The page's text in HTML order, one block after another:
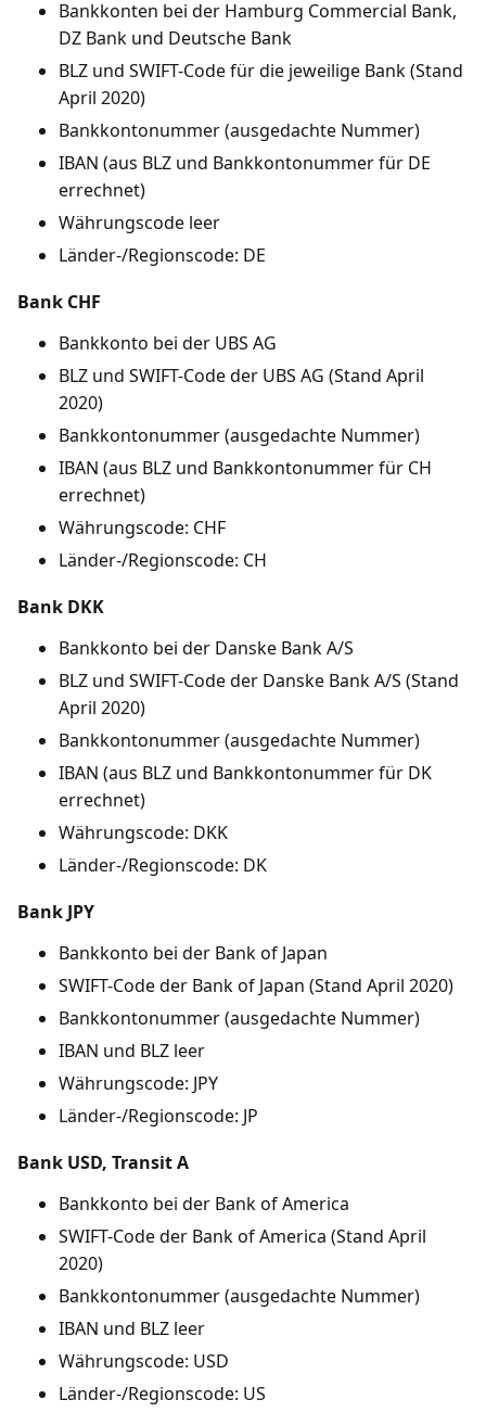
Bankkonten bei der Hamburg Commercial Bank,
DZ Bank und Deutsche Bank
BLZ und SWIFT-Code für die jeweilige Bank (Stand
April 2020)
Bankkontonummer (ausgedachte Nummer)
IBAN (aus BLZ und Bankkontonummer für DE
errechnet)
Währungscode leer
Länder-/Regionscode: DE
Bank CHF
Bankkonto bei der UBS AG
BLZ und SWIFT-Code der UBS AG (Stand April
2020)
Bankkontonummer (ausgedachte Nummer)
IBAN (aus BLZ und Bankkontonummer für CH
errechnet)
Währungscode: CHF
Länder-/Regionscode: CH
Bank DKK
Bankkonto bei der Danske Bank A/S
BLZ und SWIFT-Code der Danske Bank A/S (Stand
April 2020)
Bankkontonummer (ausgedachte Nummer)
IBAN (aus BLZ und Bankkontonummer für DK
errechnet)
Währungscode: DKK
Länder-/Regionscode: DK
Bank JPY
Bankkonto bei der Bank of Japan
SWIFT-Code der Bank of Japan (Stand April 2020)
Bankkontonummer (ausgedachte Nummer)
IBAN und BLZ leer
Währungscode: JPY
Länder-/Regionscode: JP
Bank USD, Transit A
Bankkonto bei der Bank of America
SWIFT-Code der Bank of America (Stand April
2020)
Bankkontonummer (ausgedachte Nummer)
IBAN und BLZ leer
Währungscode: USD
Länder-/Regionscode: US